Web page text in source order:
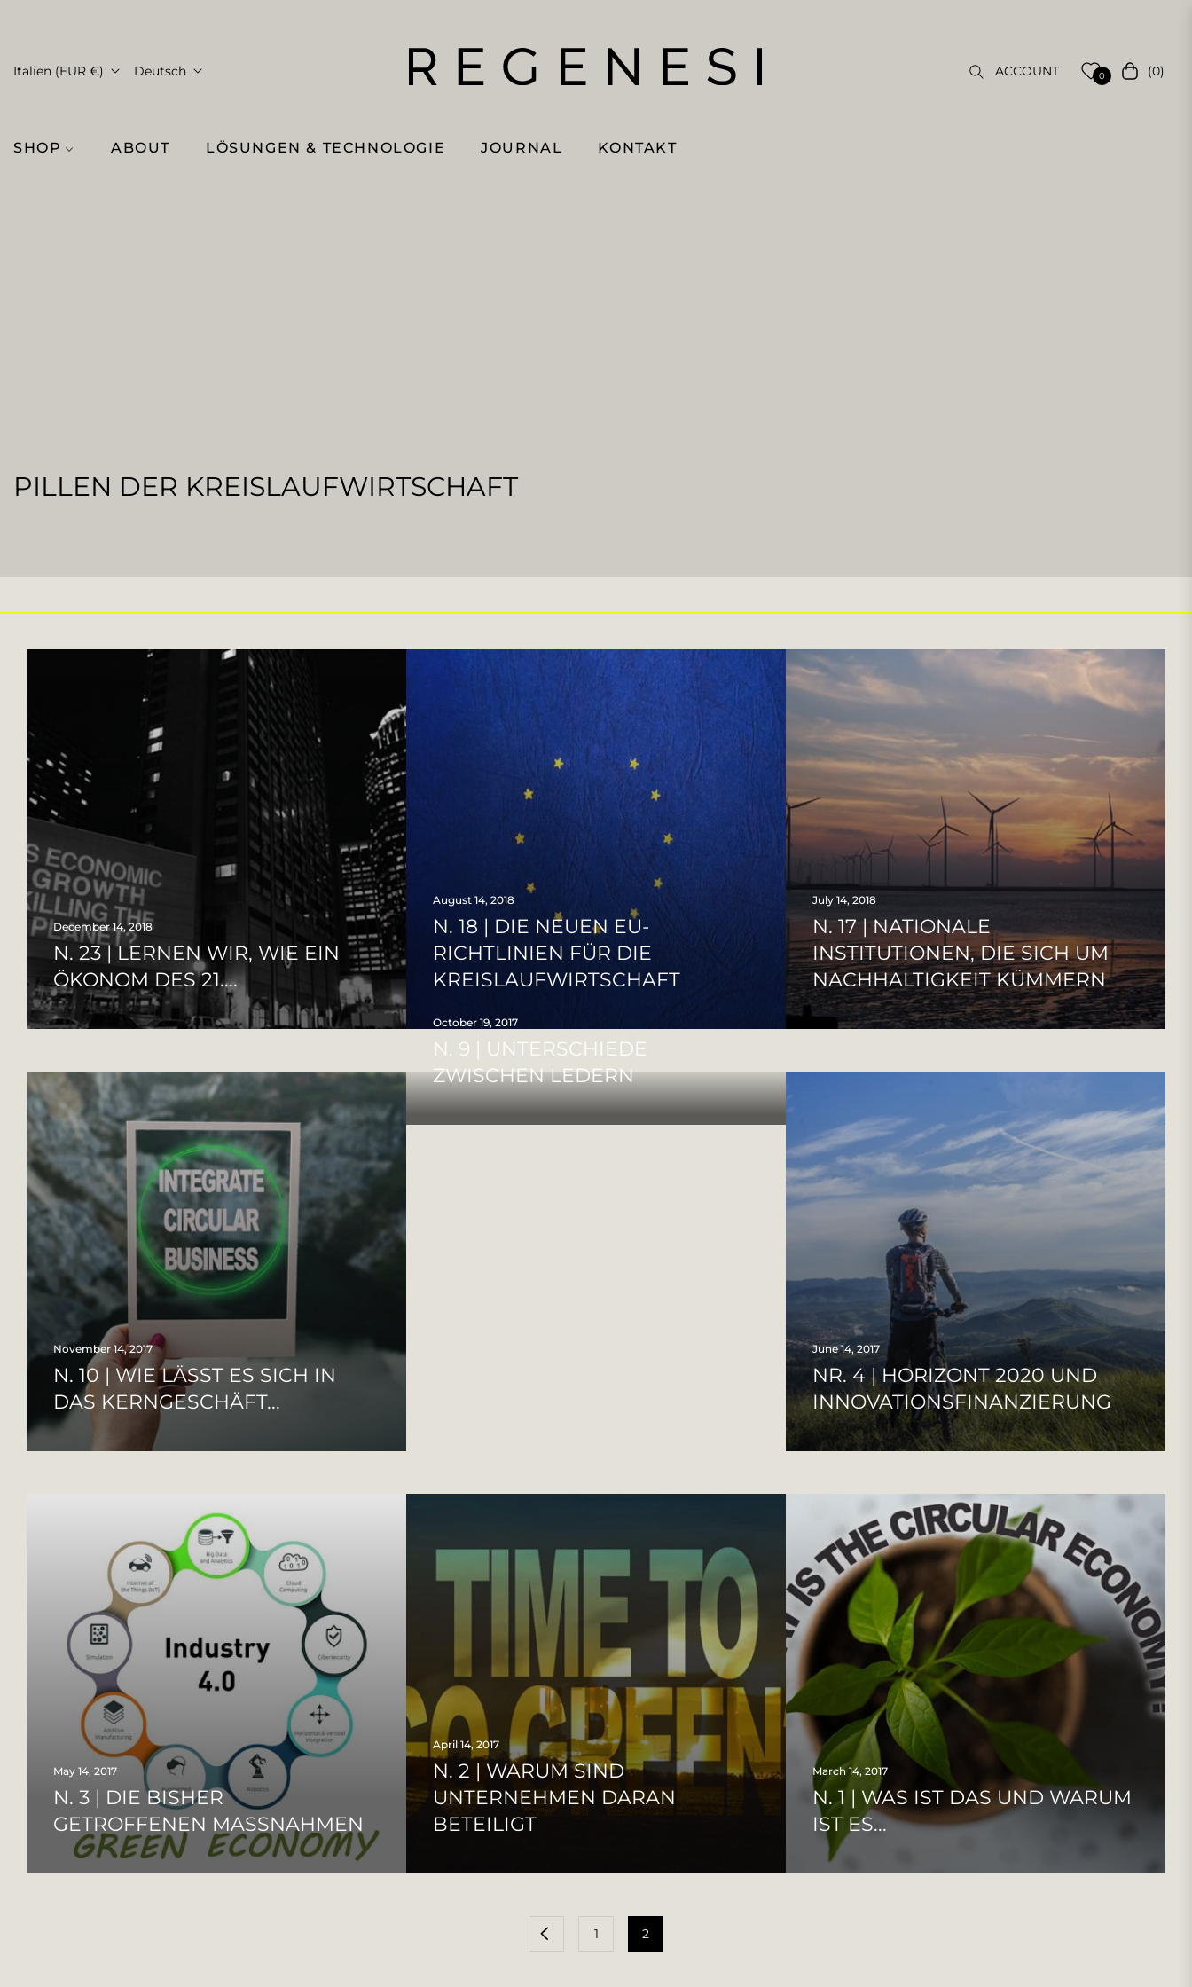
Italien (EUR €) Deutsch ACCOUNT 0 (0)
SHOP ABOUT LÖSUNGEN & TECHNOLOGIE JOURNAL KONTAKT
PILLEN DER KREISLAUFWIRTSCHAFT
December 14, 2018
N. 23 | LERNEN WIR, WIE EIN
ÖKONOM DES 21....
August 14, 2018
N. 18 | DIE NEUEN EU-
RICHTLINIEN FÜR DIE
KREISLAUFWIRTSCHAFT
July 14, 2018
N. 17 | NATIONALE
INSTITUTIONEN, DIE SICH UM
NACHHALTIGKEIT KÜMMERN
November 14, 2017
N. 10 | WIE LÄSST ES SICH IN
DAS KERNGESCHÄFT...
October 19, 2017
N. 9 | UNTERSCHIEDE
ZWISCHEN LEDERN
June 14, 2017
NR. 4 | HORIZONT 2020 UND
INNOVATIONSFINANZIERUNG
May 14, 2017
N. 3 | DIE BISHER
GETROFFENEN MASSNAHMEN
April 14, 2017
N. 2 | WARUM SIND
UNTERNEHMEN DARAN
BETEILIGT
March 14, 2017
N. 1 | WAS IST DAS UND WARUM
IST ES...
1 2